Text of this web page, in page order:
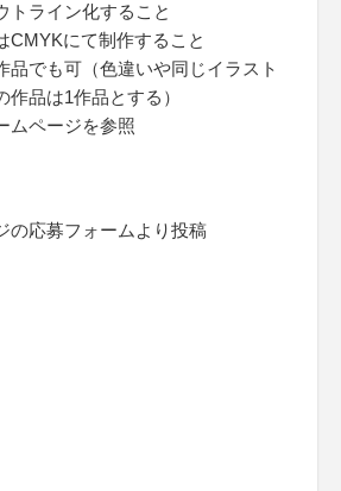
トライン化すること
CMYKにて制作すること
でも可（色違いや同じイラスト
作品は1作品とする）
ムページを参照
の応募フォームより投稿